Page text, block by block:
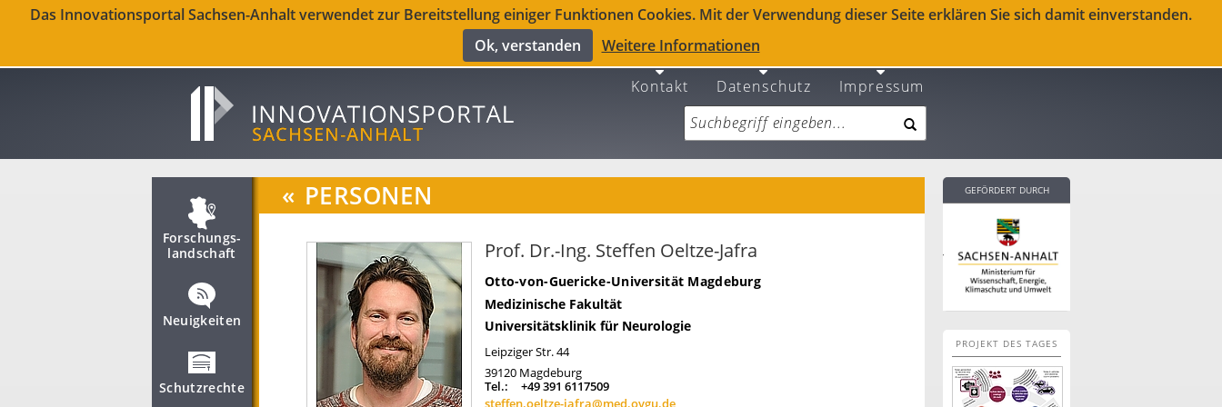
Das Innovationsportal Sachsen-Anhalt verwendet zur Bereitstellung einiger Funktionen Cookies. Mit der Verwendung dieser Seite erklären Sie sich damit einverstanden.
Ok, verstanden
Weitere Informationen
Kontakt Datenschutz Impressum
Forschungs­
landschaft
Neuigkeiten
Schutzrechte
« PERSONEN
Prof. Dr.-Ing. Steffen Oeltze-Jafra
Otto-von-Guericke-Universität Magdeburg
Medizinische Fakultät
Universitätsklinik für Neurologie
Leipziger Str. 44
39120 Magdeburg
Tel.:
+49 391 6117509
steffen.oeltze-jafra@med.ovgu.de
GEFÖRDERT DURCH
PROJEKT DES TAGES